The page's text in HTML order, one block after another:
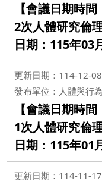
【會議日期時
2次人體研究倫
日期：115年03
更新日期：114-12-08
發布單位：人體與行
【會議日期時
1次人體研究倫
日期：115年01
更新日期：114-11-17